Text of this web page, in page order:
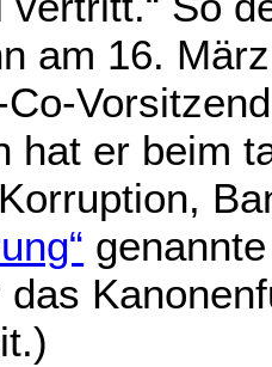
am 16.
hat er beim
das